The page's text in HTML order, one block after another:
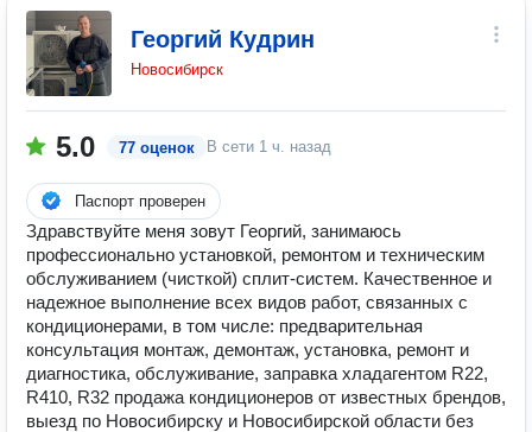
Георгий Кудрин
Новосибирск
5.0 77 оценок В сети 1 ч. назад
Паспорт проверен
Здравствуйте меня зовут Георгий, занимаюсь
профессионально установкой, ремонтом и техническим
обслуживанием (чисткой) сплит-систем. Качественное и
надежное выполнение всех видов работ, связанных с
кондиционерами, в том числе: предварительная
консультация монтаж, демонтаж, установка, ремонт и
диагностика, обслуживание, заправка хладагентом R22,
R410, R32 продажа кондиционеров от известных брендов,
выезд по Новосибирску и Новосибирской области без